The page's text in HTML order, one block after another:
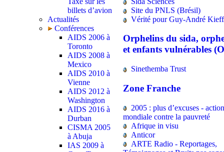
billets d’avion
Actualités
Conférences
AIDS 2006 à
Toronto
AIDS 2008 à
Mexico
AIDS 2010 à
Vienne
AIDS 2012 à
Washington
AIDS 2016 à
Durban
CISMA 2005
à Abuja
IAS 2009 à
Site du PNLS (Brésil)
Vérité pour Guy-André
Orphelins du sida,
et enfants vulnérables
Sinethemba Trust
Zone Franche
2005 : plus d’excuses - action
mondiale contre la pauvreté
Afrique in visu
Anticor
ARTE Radio - Reportages,